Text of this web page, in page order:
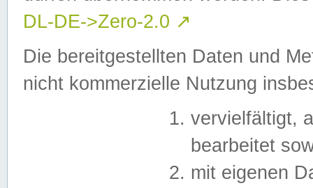
DL-DE->Zero-2.0 ↗
Die bereitgestellten Daten und
nicht kommerzielle Nutzung
vervielfältigt,
bearbeitet
mit eigenen